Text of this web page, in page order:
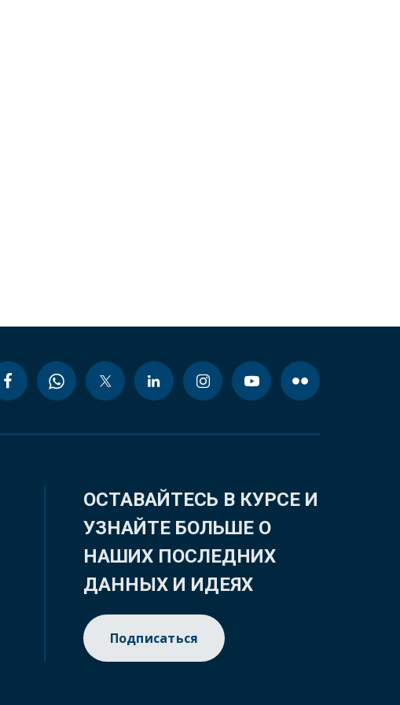
ОСТАВАЙТЕСЬ В КУРСЕ И
УЗНАЙТЕ БОЛЬШЕ О
НАШИХ ПОСЛЕДНИХ
ДАННЫХ И ИДЕЯХ
Подписаться